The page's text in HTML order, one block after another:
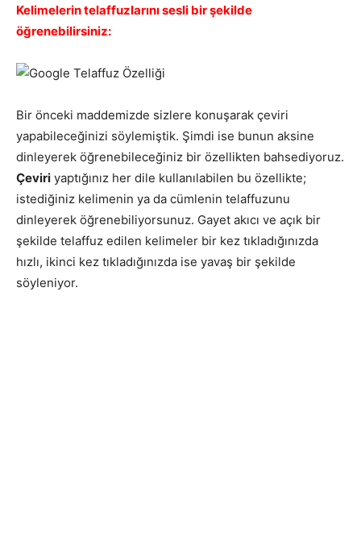
Kelimelerin telaffuzlarını sesli bir şekilde
öğrenebilirsiniz:
Bir önceki maddemizde sizlere konuşarak çeviri
yapabileceğinizi söylemiştik. Şimdi ise bunun aksine
dinleyerek öğrenebileceğiniz bir özellikten bahsediyoruz.
Çeviri yaptığınız her dile kullanılabilen bu özellikte;
istediğiniz kelimenin ya da cümlenin telaffuzunu
dinleyerek öğrenebiliyorsunuz. Gayet akıcı ve açık bir
şekilde telaffuz edilen kelimeler bir kez tıkladığınızda
hızlı, ikinci kez tıkladığınızda ise yavaş bir şekilde
söyleniyor.